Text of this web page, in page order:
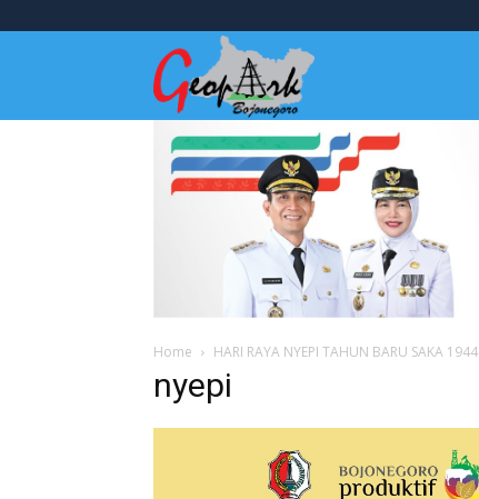
Bojonegoro
Home HARI RAYA NYEPI TAHUN BARU SAKA 1944
nyepi